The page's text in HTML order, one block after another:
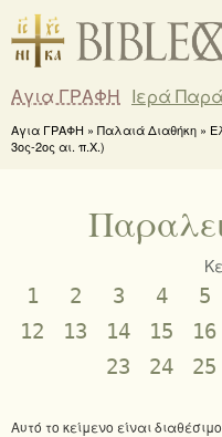
Αγια ΓΡΑΦΗ Ιερά
Αγια ΓΡΑΦΗ » Παλαιά Διαθήκη »
3ος-2ος αι. π.Χ.)
1 2 3 4 5
12
13 14 15 16
23
24 25
Αυτό το κείμενο είναι